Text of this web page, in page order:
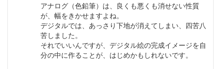
アナログ（色鉛筆）は、良くも悪くも消せない性質
が、幅をきかせますよね。
デジタルでは、あっさり下地が消えてしまい、四苦八
苦しました。
それでいいんですが、デジタル絵の完成イメージを自
分の中に作ることが、はじめかもしれないです。